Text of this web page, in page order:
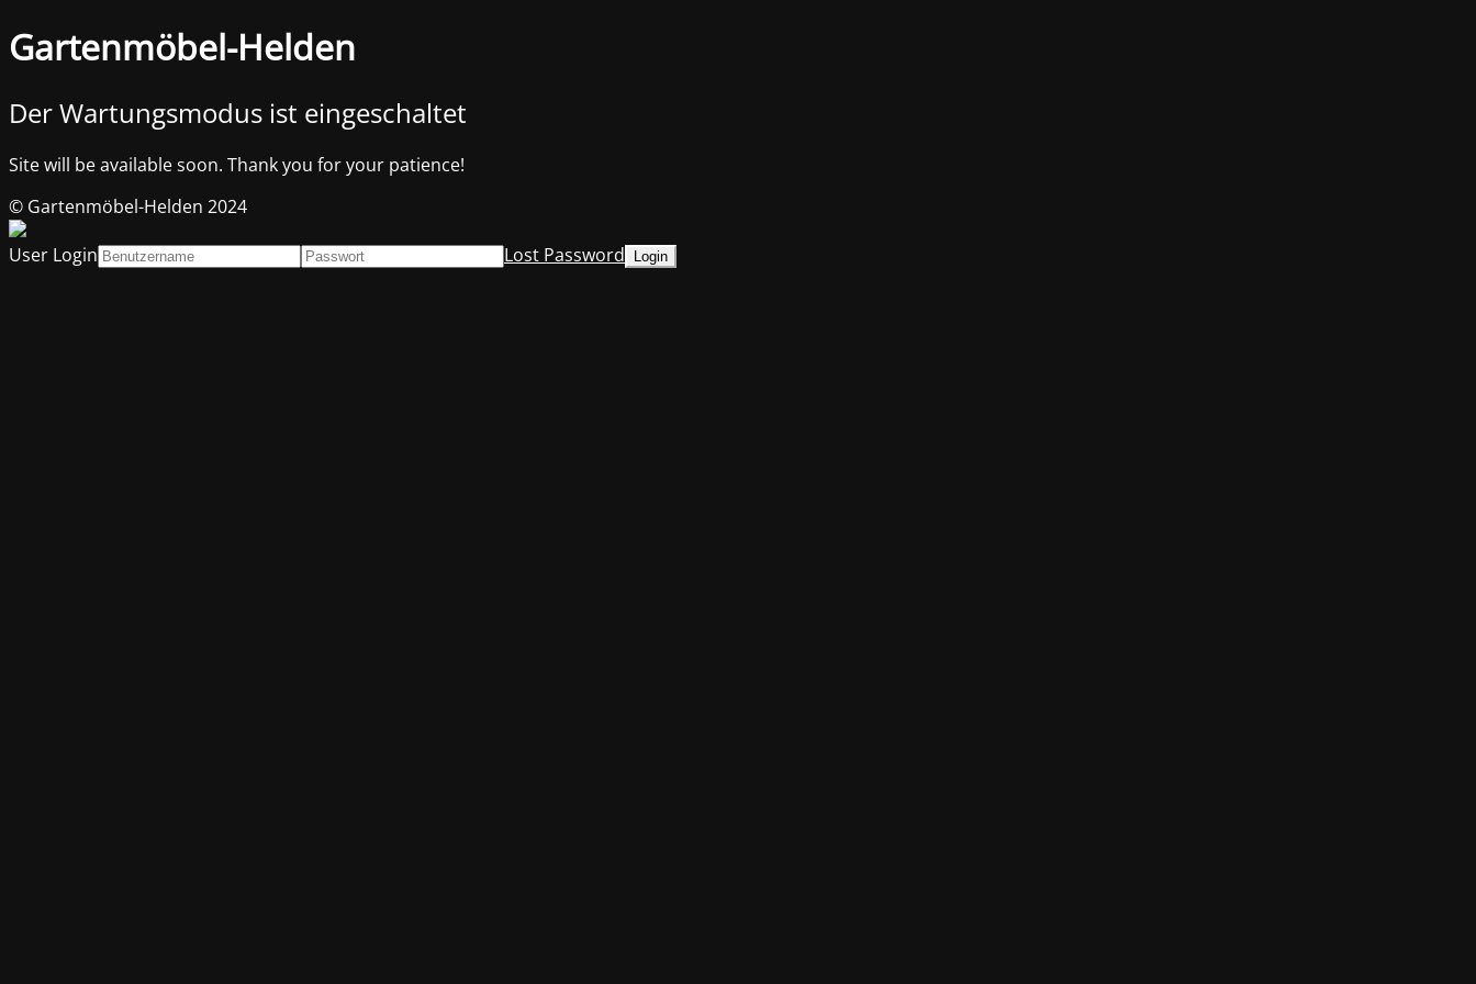
Gartenmöbel-Helden
Der Wartungsmodus ist eingeschaltet
Site will be available soon. Thank you for your patience!
© Gartenmöbel-Helden 2024
User Login
Lost Password